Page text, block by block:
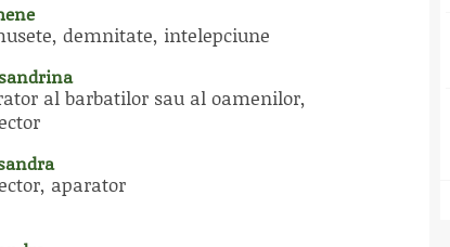
demnitate, intelepciune
al barbatilor sau al oamenilor,
aparator